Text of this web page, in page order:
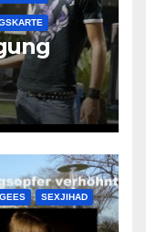
ein
SEXJIHAD